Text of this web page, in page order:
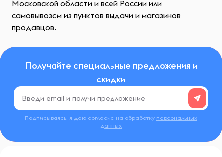
Московской области и всей России или
самовывозом из пунктов выдачи и магазинов
продавцов.
Получайте специальные предложения и
скидки
Подписываясь, я даю согласие на обработку персональных
данных